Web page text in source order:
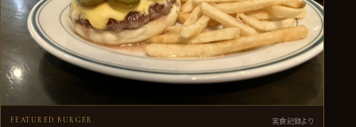
FEATURED BURGER 実食記録より